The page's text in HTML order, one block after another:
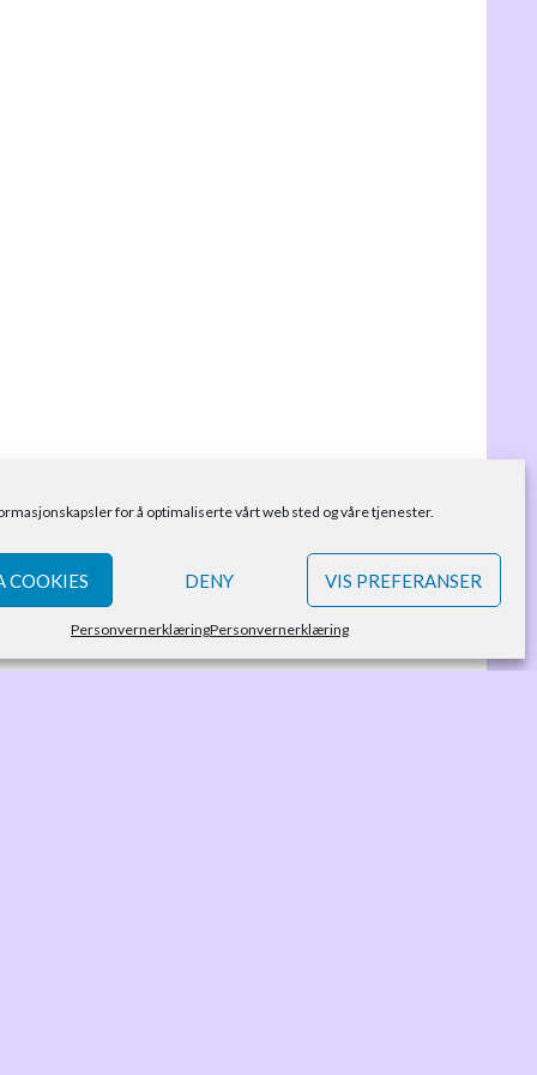
for å optimaliserte vårt web sted og våre tjenester.
COOKIES DENY VIS PREFERANSER
PersonvernerklæringPersonvernerklæring